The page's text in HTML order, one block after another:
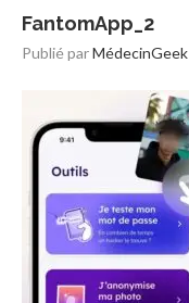
FantomApp_2
Publié parMédecinGeek